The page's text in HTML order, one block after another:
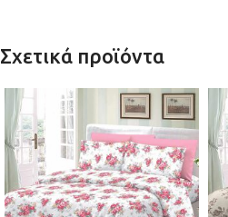
Σχετικά προϊόντα